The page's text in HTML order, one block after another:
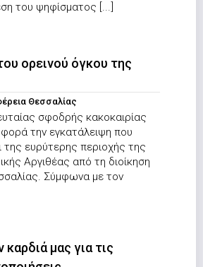
του ψηφίσματος [...]
ορεινού όγκου της
Θεσσαλίας
σφοδρής κακοκαιρίας
φορά την εγκατάλειψη που
της ευρύτερης περιοχής της
Αργιθέας από τη διοίκηση
Σύμφωνα με τον
μας για τις